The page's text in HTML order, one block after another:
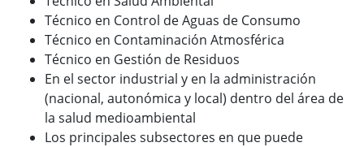
Técnico en Control de Aguas de Consumo
Técnico en Contaminación Atmosférica
Técnico en Gestión de Residuos
En el sector industrial y en la administración
(nacional, autonómica y local) dentro del área de
la salud medioambiental
Los principales subsectores en que puede